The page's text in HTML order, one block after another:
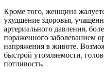
Кроме того, женщина
ухудшение здоровья,
артериального давления,
пораженного заболеванием
напряжения в животе.
быстрой утомляемости,
потливость.